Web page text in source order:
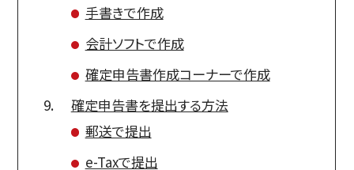
手書きで作成
会計ソフトで作成
確定申告書作成コーナーで作成
確定申告書を提出する方法
郵送で提出
e-Taxで提出